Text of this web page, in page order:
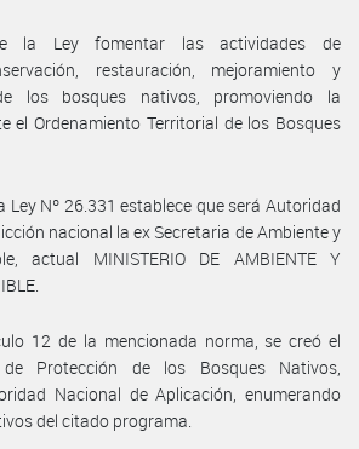
la Ley fomentar las actividades de
restauración, mejoramiento y
los bosques nativos, promoviendo la
el Ordenamiento Territorial de los Bosques
Ley Nº 26.331 establece que será Autoridad
nacional la ex Secretaria de Ambiente y
actual MINISTERIO DE AMBIENTE Y
12 de la mencionada norma, se creó el
Protección de los Bosques Nativos,
Nacional de Aplicación, enumerando
del citado programa.